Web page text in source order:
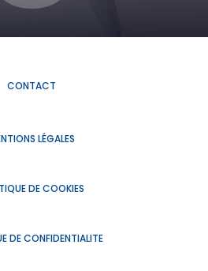
CONTACT
LÉGALES
DE COOKIES
DE CONFIDENTIALITE